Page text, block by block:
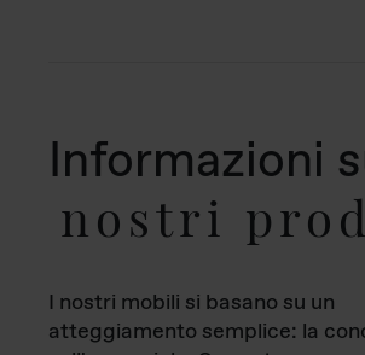
Informazioni
nostri
I nostri mobili si basano su un
atteggiamento semplice: la